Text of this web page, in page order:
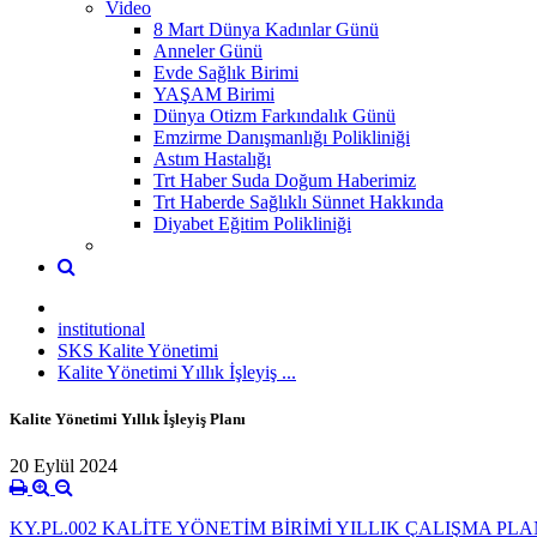
Video
8 Mart Dünya Kadınlar Günü
Anneler Günü
Evde Sağlık Birimi
YAŞAM Birimi
Dünya Otizm Farkındalık Günü
Emzirme Danışmanlığı Polikliniği
Astım Hastalığı
Trt Haber Suda Doğum Haberimiz
Trt Haberde Sağlıklı Sünnet Hakkında
Diyabet Eğitim Polikliniği
institutional
SKS Kalite Yönetimi
Kalite Yönetimi Yıllık İşleyiş ...
Kalite Yönetimi Yıllık İşleyiş Planı
20 Eylül 2024
KY.PL.002 KALİTE YÖNETİM BİRİMİ YILLIK ÇALIŞMA